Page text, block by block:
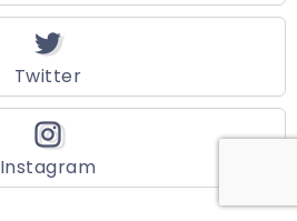
Twitter
Instagram